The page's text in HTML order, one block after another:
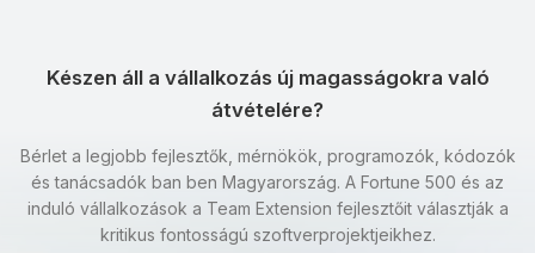
Készen áll a vállalkozás új magasságokra való
átvételére?
Bérlet a legjobb fejlesztők, mérnökök, programozók, kódozók
és tanácsadók ban ben Magyarország. A Fortune 500 és az
induló vállalkozások a Team Extension fejlesztőit választják a
kritikus fontosságú szoftverprojektjeikhez.